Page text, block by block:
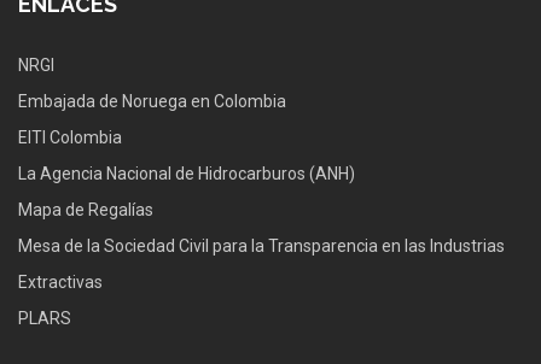
NRGI
Embajada de Noruega en Colombia
EITI Colombia
La Agencia Nacional de Hidrocarburos (ANH)
Mapa de Regalías
Mesa de la Sociedad Civil para la Transparencia en las Industrias
Extractivas
PLARS